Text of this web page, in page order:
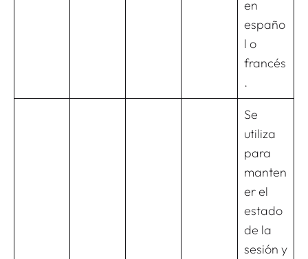
en
españo
l o
francés
.
Se
utiliza
para
manten
er el
estado
de la
sesión y